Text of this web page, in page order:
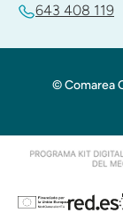
643 408 119
© Comarea